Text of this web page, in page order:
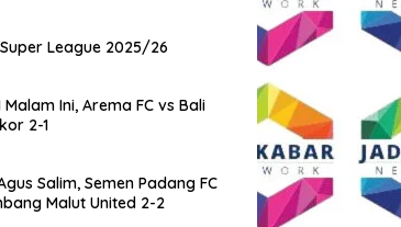
League 2025/26
Malam Ini, Arema FC vs Bali
2-1
Salim, Semen Padang FC
Malut United 2-2